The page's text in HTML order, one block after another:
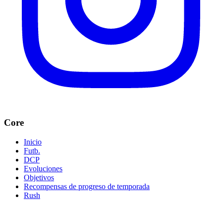
Core
Inicio
Futb.
DCP
Evoluciones
Objetivos
Recompensas de progreso de temporada
Rush